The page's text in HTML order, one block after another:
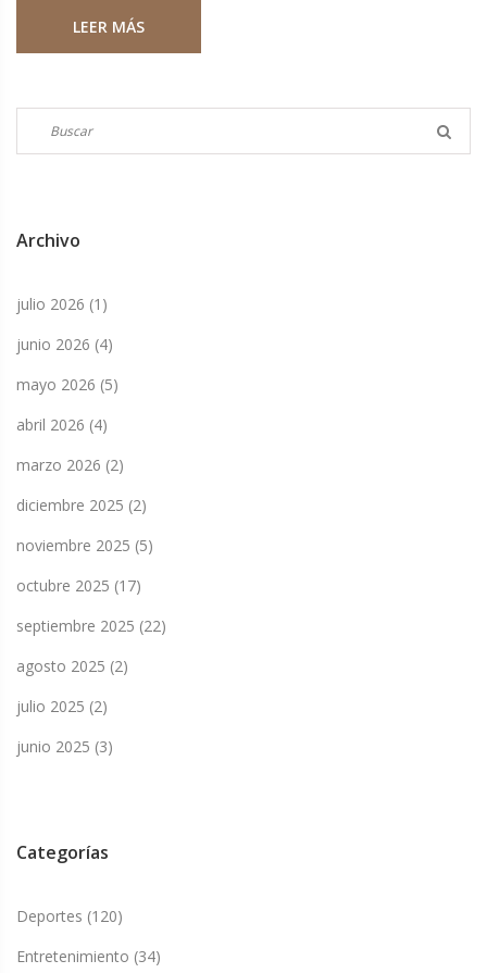
LEER MÁS
Archivo
julio 2026 (1)
junio 2026 (4)
mayo 2026 (5)
abril 2026 (4)
marzo 2026 (2)
diciembre 2025 (2)
noviembre 2025 (5)
octubre 2025 (17)
septiembre 2025 (22)
agosto 2025 (2)
julio 2025 (2)
junio 2025 (3)
Categorías
Deportes (120)
Entretenimiento (34)